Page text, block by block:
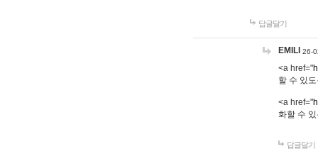
답글달기
EMILI 26-
<a href="
할 수 있
<a href="
화할 수
답글달기